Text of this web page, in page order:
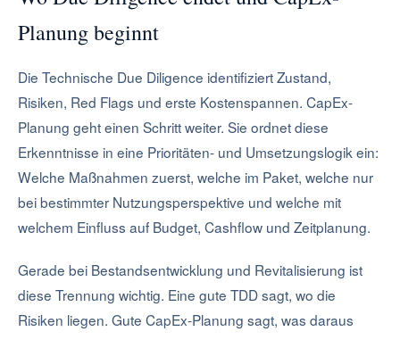
Planung beginnt
Die Technische Due Diligence identifiziert Zustand,
Risiken, Red Flags und erste Kostenspannen. CapEx-
Planung geht einen Schritt weiter. Sie ordnet diese
Erkenntnisse in eine Prioritäten- und Umsetzungslogik ein:
Welche Maßnahmen zuerst, welche im Paket, welche nur
bei bestimmter Nutzungsperspektive und welche mit
welchem Einfluss auf Budget, Cashflow und Zeitplanung.
Gerade bei Bestandsentwicklung und Revitalisierung ist
diese Trennung wichtig. Eine gute TDD sagt, wo die
Risiken liegen. Gute CapEx-Planung sagt, was daraus